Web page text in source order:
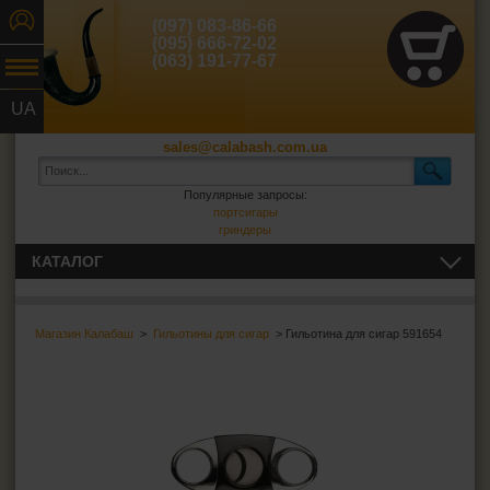
UA
(097) 083-86-66
(095) 666-72-02
(063) 191-77-67
sales@calabash.com.ua
Популярные запросы:
портсигары
гриндеры
Магазин Калабаш > Гильотины для сигар > Гильотина для сигар 591654
КАТАЛОГ